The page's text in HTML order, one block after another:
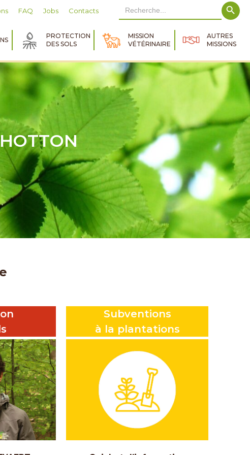
FAQ Jobs Contacts
for:
PROTECTION
DES SOLS
MISSION
VÉTÉRINAIRE
AUTRES
MISSIONS
HOTTON
Subventions
à la plantations